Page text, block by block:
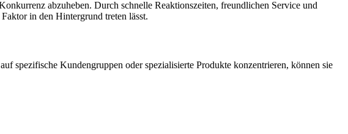
abzuheben. Durch schnelle Reaktionszeiten, freundlichen Service und
in den Hintergrund treten lässt.
spezifische Kundengruppen oder spezialisierte Produkte konzentrieren, können sie